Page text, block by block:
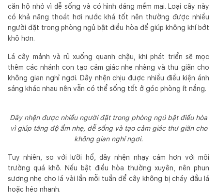
căn hộ nhỏ vì dễ sống và có hình dáng mềm mại. Loại cây này
có khả năng thoát hơi nước khá tốt nên thường được nhiều
người đặt trong phòng ngủ bật điều hòa để giúp không khí bớt
khô hơn.
Lá cây mảnh và rủ xuống quanh chậu, khi phát triển sẽ mọc
thêm các nhánh con tạo cảm giác nhẹ nhàng và thư giãn cho
không gian nghỉ ngơi. Dây nhện chịu được nhiều điều kiện ánh
sáng khác nhau nên vẫn có thể sống tốt ở góc phòng ít nắng.
Dây nhện được nhiều người đặt trong phòng ngủ bật điều hòa
vì giúp tăng độ ẩm nhẹ, dễ sống và tạo cảm giác thư giãn cho
không gian nghỉ ngơi.
Tuy nhiên, so với lưỡi hổ, dây nhện nhạy cảm hơn với môi
trường quá khô. Nếu bật điều hòa thường xuyên, nên phun
sương nhẹ cho lá vài lần mỗi tuần để cây không bị cháy đầu lá
hoặc héo nhanh.